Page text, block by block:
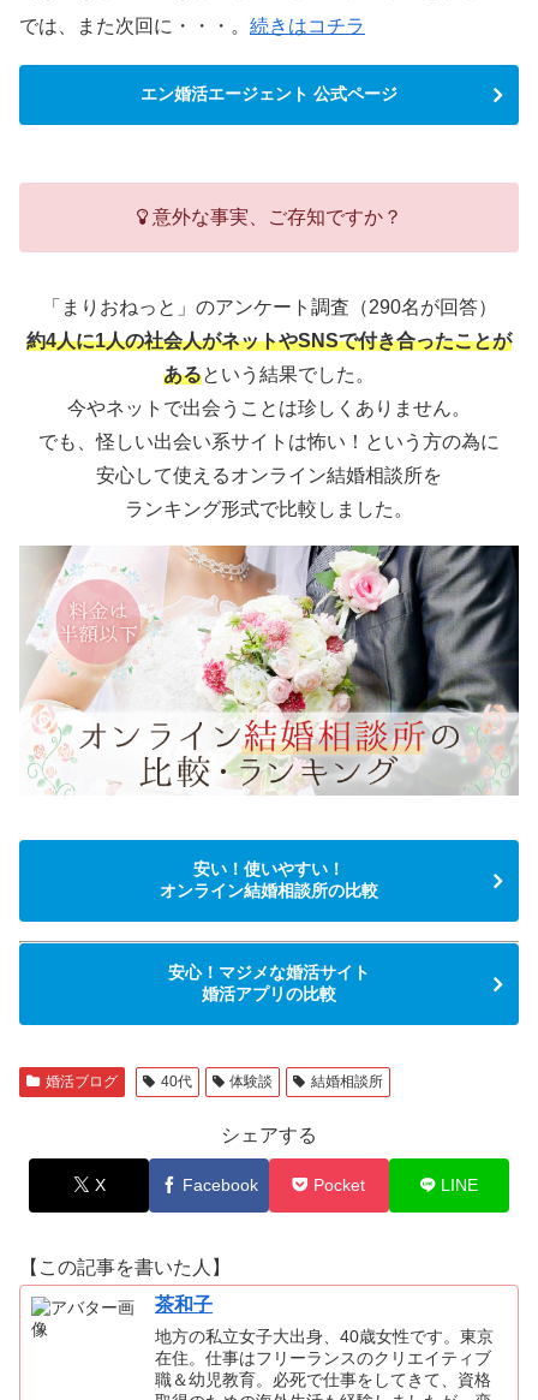
では、また次回に・・・。 続きはコチラ
エン婚活エージェント 公式ページ
意外な事実、ご存知ですか？
「まりおねっと」のアンケート調査（290名が回答）
約4人に1人の社会人がネットやSNSで付き合ったことが
あるという結果でした。
今やネットで出会うことは珍しくありません。
でも、怪しい出会い系サイトは怖い！という方の為に
安心して使えるオンライン結婚相談所を
ランキング形式で比較しました。
安い！使いやすい！
オンライン結婚相談所の比較
安心！マジメな婚活サイト
婚活アプリの比較
婚活ブログ 40代 体験談 結婚相談所
シェアする
X Facebook Pocket LINE
【この記事を書いた人】
茶和子
地方の私立女子大出身、40歳女性です。東京
在住。仕事はフリーランスのクリエイティブ
職＆幼児教育。必死で仕事をしてきて、資格